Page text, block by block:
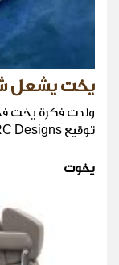
يخت يشعل
توقيع RC Designs.
يخوت